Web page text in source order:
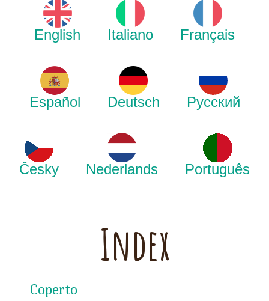
English Italiano Français
Español Deutsch Русский
Česky Nederlands Português
Index
Coperto